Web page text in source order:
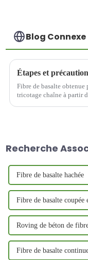
Blog Connexe
Fibre de basalte obtenue
tricotage chaîne à partir
le renforcement des
Recherche
Fibre de basalte hachée
Fibre de basalte
Roving de béton de
Fibre de basalte